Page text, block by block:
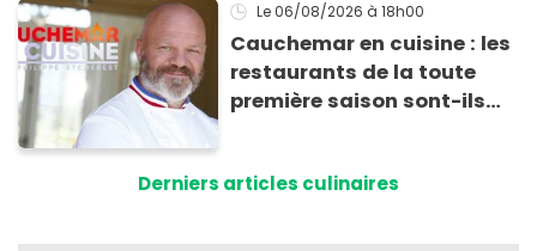
Le 06/08/2026 à 18h00
Cauchemar en cuisine : les
restaurants de la toute
première saison sont-ils
Derniers articles culinaires